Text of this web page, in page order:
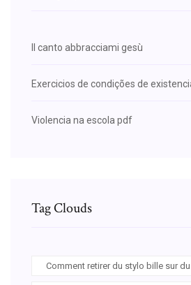
Il canto abbracciami gesù
Exercicios de condições de
Violencia na escola pdf
Tag Clouds
Comment retirer du stylo bille sur